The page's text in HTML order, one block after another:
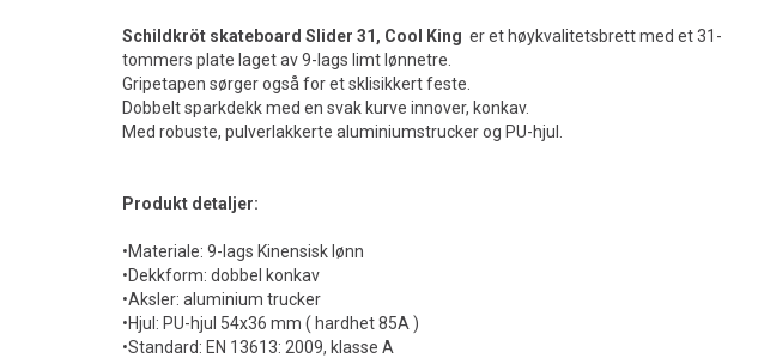
Schildkröt skateboard Slider 31, Cool King er et høykvalitetsbrett med et 31-
tommers plate laget av 9-lags limt lønnetre.
Gripetapen sørger også for et sklisikkert feste.
Dobbelt sparkdekk med en svak kurve innover, konkav.
Med robuste, pulverlakkerte aluminiumstrucker og PU-hjul.
Produkt detaljer:
•Materiale: 9-lags Kinensisk lønn
•Dekkform: dobbel konkav
•Aksler: aluminium trucker
•Hjul: PU-hjul 54x36 mm ( hardhet 85A )
•Standard: EN 13613: 2009, klasse A